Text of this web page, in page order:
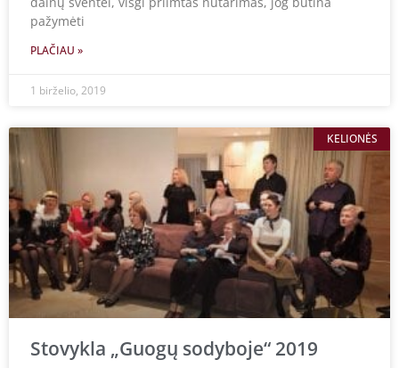
pažymėti
PLAČIAU »
1 birželio, 2019
KELIONĖS
Stovykla „Guogų sodyboje“ 2019